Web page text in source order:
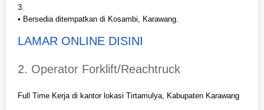
3.
• Bersedia ditempatkan di Kosambi, Karawang.
LAMAR ONLINE DISINI
2. Operator Forklift/Reachtruck
Full Time Kerja di kantor lokasi Tirtamulya, Kabupaten Karawang